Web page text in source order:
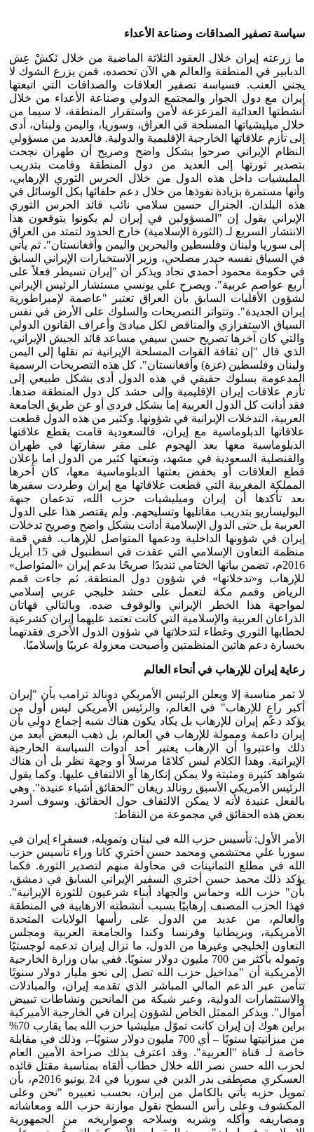
سياسة تصفير الصداقات وصناعة الأعداء
ما زرعته إيران خلال العقود الثلاثة الماضية من خلال نَكشْ عِش
الدبابير في المنطقة والعالم هي الآن تحصده، فمن يزرع الشوك ﻻ
يجني العنب. فسياسة تصفير العلاقات والصداقات التي اتبعتها
إيران مع دول الجوار والمجتمع الدولي وصناعة الأعداء من خلال
أنشطتها العدائية المزعزعة لأمن واستقرار المنطقة، لا سيما من
خلال ميليشياتها المسلحة في العراق، وسوريا، واليمن ولبنان، أدى
إلى تأزم علاقاتها الخارجية الإقليمية والدولية. فالعديد من مسؤولي
النظام الإيراني صرحوا بشكل واضح وصريح أن طهران نجحت
بتصدير ثورتها إلى العديد من دول المنطقة وقامت بتدريب
المليشيات داخل هذه الدول من خلال الحرس الثوري الإرهابي،
وأنها مستمرة بزيادة نفوذها من خلال دعم حلفائها بكل الوسائل في
هذه البلدان. الجنرال حسين سلامي نائب قائد الحرس الثوري
الإيراني يقول إن "المسؤولين في إيران لم يكونوا يتوقعون هذا
الانتشار السريع لـ (الثورة الإسلامية) خارج الحدود لتمتد من العراق
إلى سوريا ولبنان وفلسطين والبحرين واليمن وأفغانستان". ثم يأتي
في السياق نفسه حيدر مصلحي، وزير الاستخبارات الإيراني السابق
في حكومة محمود أحمدي نجاد ويذكر أن "إيران تسيطر فعلاً على
أربع عواصم عربية". ويصرح علي يونسي مستشار الرئيس الإيراني
لشؤون الأقليات السابق بأن العراق تعتبر "عاصمة لإمبراطورية
إيران الجديدة". وتتواتر التصريحات والسلوك على الأرض في نفس
السياق الاستفزازي والمناقض لكل مبادئ وأعراف القانون الدولي
والتي كان آخرها تصريح حسن سيفي مساعد قائد الجيش الإيراني،
الذي قال "إن ثقافة القوات المسلحة الإيرانية تم نقلها إلى اليمن
ولبنان وفلسطين (غزة) وأفغانستان". كل هذه التصريحات الرسمية
المدعومة بسلوك حقيقي في هذه الدول أدى بشكل طبيعي إلى
تأزم علاقات إيران الإقليمية وإلى حشد كل دول المنطقة ضدها.
فقد أدانت كل الدول العربية إما بشكل فردي أو عن طريق الجامعة
العربية، التدخلات الإيرانية في شؤونها. وكثير من هذه الدول قطعت
علاقاتها الدبلوماسية مع إيران، فالسعودية قامت بقطع علاقتها
الدبلوماسية معها بعد الهجوم على مقر سفارتها في طهران
والقنصلية السعودية في مشهد، وتبعتها كثير من الدول اما بإعلان
قطع العلاقات أو بخفض بعثتها الدبلوماسية معها، كان آخرها
المملكة المغربية التي قطعت علاقاتها مع إيران وطردت سفيرها
بعد تأكدها أن إيران وميليشيات حزب الله، تدعمان جبهة
البوليساريو بتدريب مقاتليها وتسليحهم. ولم يقتصر هذا على الدول
العربية بل حتى الدول الإسلامية أدانت بشكل واضح وصريح تدخلات
إيران في شؤونها الداخلية ودعمها المتواصل للإرهاب. ففي قمة
منظمة التعاون الإسلامي التي عقدت في اسطنبول في 15 أبريل
2016م، تضمن بيانها الختامي تنديدًا صريحًا بدعم إيران «المتواصل»
للإرهاب و«تدخلاتها» في شؤون دول المنطقة. ثم جاءت قمم
الرياض وقمم مكة لتعمل على حشد خليجي عربي إسلامي
لمواجهة هذا الخطر الإيراني والوقوف ضده. وبالتالي فهاتان
الذراعان العربية والإسلامية التي كانت تعتمد عليهما إيران كشرعية
لخطابها الثوري وغطاء لتدخلاتها في شؤون الدول الأخرى فقدتهما
بخسارة دعم هاتين المنظمتين وأصبحت معزولة عربيًا وإسلاميًا.
رعاية إيران للإرهاب في أنحاء العالم
لا تمر مناسبة إلا ويعلن الرئيس الأمريكي دونالد ترامب بأن "إيران
أكبر راعٍ للإرهاب" في العالم، والرئيس الأمريكي ليس أول من
يؤكد دعم إيران للإرهاب بل يكاد يكون هناك شبه إجماع دولي بأن
إيران داعمة وممولة للإرهاب في العالم، بل ذهب البعض أبعد من
ذلك واعتبروا أن الإرهاب يعتبر أحد أدوات السياسة الخارجية
الإيرانية. وهذا الكلام ليس كلامًا مرسلاً أو وجهة نظر بل أن هناك
شواهد كثيرة ومثبتة ولا يمكن إنكارها أو الالتفاف عليها. وكما يقول
الرئيس الأمريكي الأسبق رونالد ريغان "الحقائق أشياء عنيدة". وهي
بالفعل عنيدة لأنه لا يمكن الالتفاف حول الحقائق. وسوف أسرد
بعض هذه الحقائق في مجموعة من النقاط:
الأمر الأول: تأسيس حزب الله في لبنان وتمويله، فسفراء إيران في
سوريا علي محتشمي ومحمد حسن أختري كانا وراء تأسيس حزب
الله في مطلع الثمانينات في محاولة منهم لتصدير الثورة. فكما
يؤكد ذلك محمد حسن أختري السفير الإيراني السابق في دمشق،
بأن" حزب الله وحماس والجهاد أبناء شرعيون للثورة الإيرانية".
فهذا الحزب المصنف إرهابيًا بسبب أنشطته الارهابية في المنطقة
والعالم، من عديد من الدول على رأسها الولايات المتحدة
الأمريكية، وبريطانيا وفرنسا وكندا والجامعة العربية ومجلس
التعاون الخليجي وغيرها من الدول، ما تزال إيران تدعمه لوجستيًا
وتموله بأكثر من 700 مليون دولار سنويًا. ففي بيان وزارة الخارجية
الأمريكية أن "مداخيل حزب الله تصل إلى نحو مليار دولار سنويًا
تتأمن عبر الدعم المالي المباشر الذي تقدمه إيران، والمبادلات
والاستثمارات الدولية، وعبر شبكة من المانحين ونشاطات تبييض
أموال". ويذكر الممثل الخاص لشؤون إيران في الخارجية الأميركية
براين هوك إن إيران كانت تموّل ميليشيا حزب الله بما يقارب 70%
من ميزانيتها سنويًا – أي 700 مليون دولار سنويًا–، وذلك في مقابلة
خاصة لـ قناة "العربية". وقد اعترف بذلك صراحة الأمين العام
لحزب الله حسن نصر الله خلال خطاب ألقاه بمناسبة مقتل قائده
العسكري مصطفى بدر الدين في سوريا في 24 يونيو 2016م، بأن
تمويل حزبه يأتي بالكامل من إيران، بحسب تعبيره "نحن وعلى
المكشوف وعلى رأس السطح نقول موازنة حزب الله ومعاشاته
ومصاريفه وأكله وشربه وسلاحه وصواريخه من الجمهورية